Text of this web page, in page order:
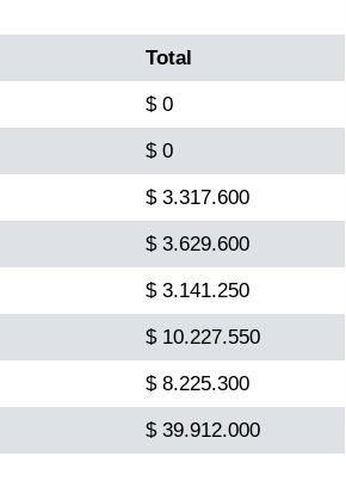
Total
$ 0
$ 0
$ 3.317.600
$ 3.629.600
$ 3.141.250
$ 10.227.550
$ 8.225.300
$ 39.912.000